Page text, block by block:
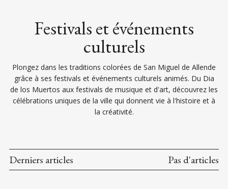
Festivals et événements
culturels
Plongez dans les traditions colorées de San Miguel de Allende
grâce à ses festivals et événements culturels animés. Du Dia
de los Muertos aux festivals de musique et d'art, découvrez les
célébrations uniques de la ville qui donnent vie à l'histoire et à
la créativité.
Derniers articles Pas d'articles